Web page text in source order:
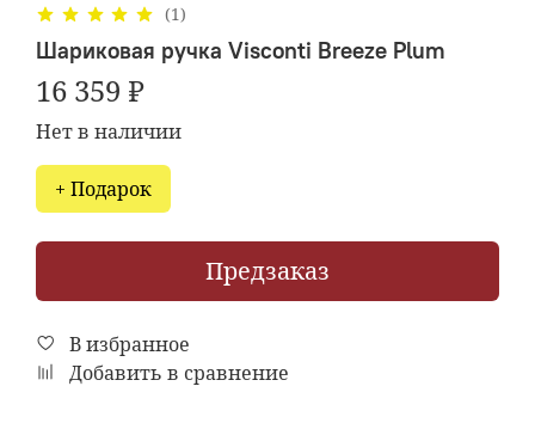
(1)
Шариковая ручка Visconti Breeze Plum
16 359 ₽
Нет в наличии
+ Подарок
Предзаказ
В избранное
Добавить в сравнение